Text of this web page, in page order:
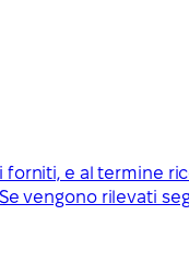
forniti, e al termine
vengono rilevati